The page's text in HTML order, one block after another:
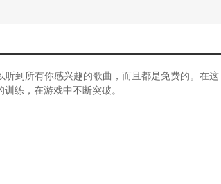
载)
中文版下载)
到所有你感兴趣的歌曲，而且都是免费的。在这
练，在游戏中不断突破。